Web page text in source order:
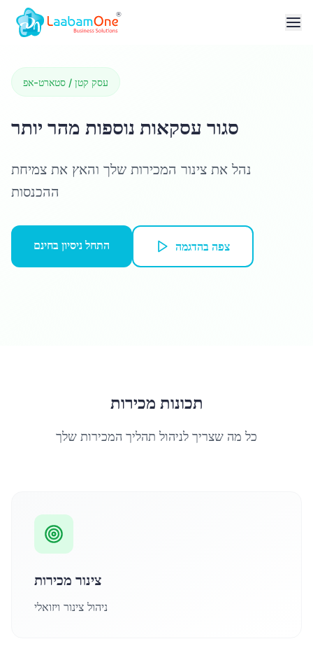
עסק קטן / סטארט-אפ
סגור עסקאות נוספות מהר יותר
נהל את צינור המכירות שלך והאץ את צמיחת
ההכנסות
התחל ניסיון בחינם צפה בהדגמה
תכונות מכירות
כל מה שצריך לניהול תהליך המכירות שלך
צינור מכירות
ניהול צינור ויזואלי